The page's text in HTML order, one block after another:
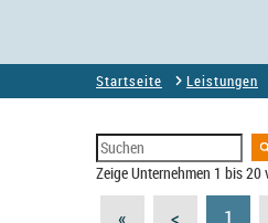
Startseite Leistungen
Zeige Unternehmen 1 bis
« < 1